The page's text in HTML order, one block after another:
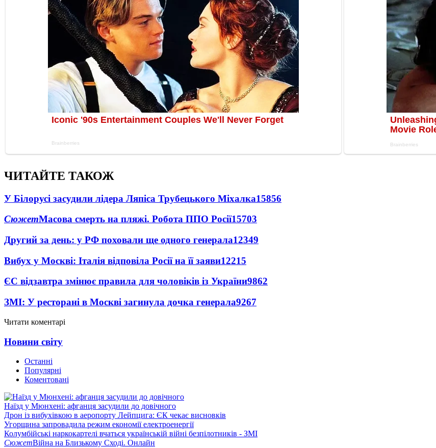
ЧИТАЙТЕ ТАКОЖ
У Білорусі засудили лідера Ляпіса Трубецького Міхалка15856
СюжетМасова смерть на пляжі. Робота ППО Росії15703
Другий за день: у РФ поховали ще одного генерала12349
Вибух у Москві: Італія відповіла Росії на її заяви12215
ЄС відзавтра змінює правила для чоловіків із України9862
ЗМІ: У ресторані в Москві загинула дочка генерала9267
Читати коментарі
Новини світу
Останні
Популярні
Коментовані
Наїзд у Мюнхені: афганця засудили до довічного
Дрон із вибухівкою в аеропорту Лейпцига: ЄК чекає висновків
Угорщина запровадила режим економії електроенергії
Колумбійські наркокартелі вчаться українській війні безпілотників - ЗМІ
СюжетВійна на Близькому Сході. Онлайн